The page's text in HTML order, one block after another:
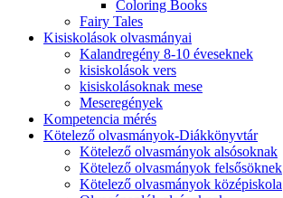
Coloring Books
Fairy Tales
Kisiskolások olvasmányai
Kalandregény 8-10 éveseknek
kisiskolások vers
kisiskolásoknak mese
Meseregények
Kompetencia mérés
Kötelező olvasmányok-Diákkönyvtár
Kötelező olvasmányok alsósoknak
Kötelező olvasmányok felsősöknek
Kötelező olvasmányok középiskola